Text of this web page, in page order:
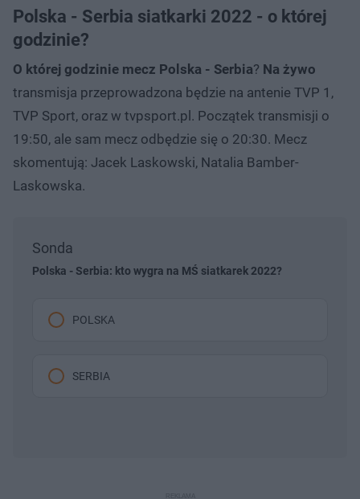
Polska - Serbia siatkarki 2022 - o której
godzinie?
O której godzinie mecz Polska - Serbia? Na żywo
transmisja przeprowadzona będzie na antenie TVP 1,
TVP Sport, oraz w tvpsport.pl. Początek transmisji o
19:50, ale sam mecz odbędzie się o 20:30. Mecz
skomentują: Jacek Laskowski, Natalia Bamber-
Laskowska.
Sonda
Polska - Serbia: kto wygra na MŚ siatkarek 2022?
POLSKA
SERBIA